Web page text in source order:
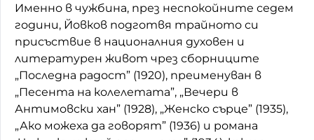
Именно в чужбина, през неспокойните седем
години, Йовков подготвя трайното си
присъствие в националния духовен и
литературен живот чрез сборниците
„Последна радост” (1920), преименуван в
„Песента на колелетата”, „Вечери в
Антимовски хан” (1928), „Женско сърце” (1935),
„Ако можеха да говорят” (1936) и романа